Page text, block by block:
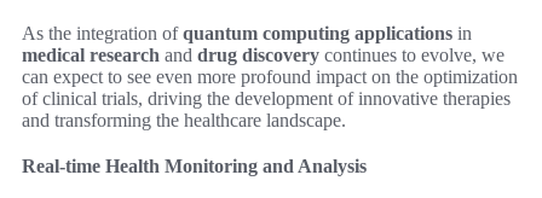
As the integration ofquantum computing applications in
medical research and drug discovery continues to evolve, we
can expect to see even more profound impact on the optimization
of clinical trials, driving the development of innovative therapies
and transforming the healthcare landscape.
Real-time Health Monitoring and Analysis